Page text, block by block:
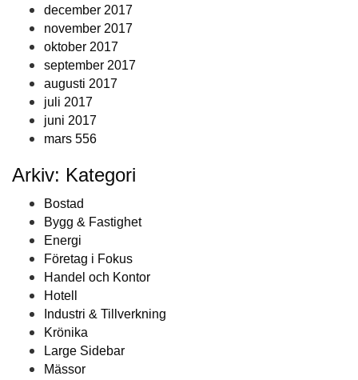
december 2017
november 2017
oktober 2017
september 2017
augusti 2017
juli 2017
juni 2017
mars 556
Arkiv: Kategori
Bostad
Bygg & Fastighet
Energi
Företag i Fokus
Handel och Kontor
Hotell
Industri & Tillverkning
Krönika
Large Sidebar
Mässor